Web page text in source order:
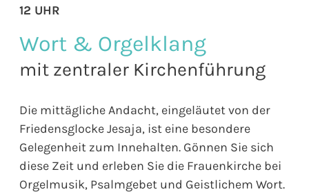
Wort & Orgelklang
mit zentraler Kirchenführung
Die mittägliche Andacht, eingeläutet von der
Friedensglocke Jesaja, ist eine besondere
Gelegenheit zum Innehalten. Gönnen Sie sich
diese Zeit und erleben Sie die Frauenkirche bei
Orgelmusik, Psalmgebet und Geistlichem Wort.
12 UHR